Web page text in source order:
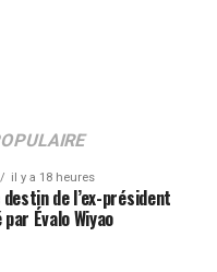
il y a 18 heures
de l’ex-président
Évalo Wiyao